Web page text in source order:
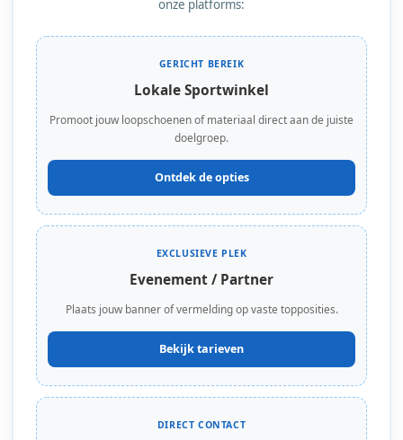
onze platforms:
GERICHT BEREIK
Lokale Sportwinkel
Promoot jouw loopschoenen of materiaal direct aan de juiste
doelgroep.
Ontdek de opties
EXCLUSIEVE PLEK
Evenement / Partner
Plaats jouw banner of vermelding op vaste topposities.
Bekijk tarieven
DIRECT CONTACT